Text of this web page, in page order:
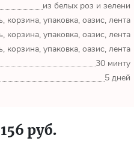
из белых роз и зелени
корзина, упаковка, оазис, лента
корзина, упаковка, оазис, лента
корзина, упаковка, оазис, лента
30 минту
5 дней
руб.